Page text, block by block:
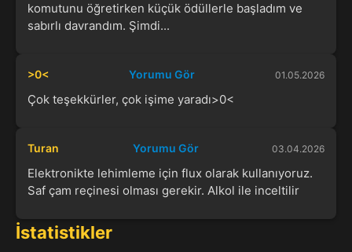
komutunu öğretirken küçük ödüllerle başladım ve
sabırlı davrandım. Şimdi...
>0< Yorumu Gör 01.05.2026
Çok teşekkürler, çok işime yaradı>0<
Turan Yorumu Gör 03.04.2026
Elektronikte lehimleme için flux olarak kullanıyoruz.
Saf çam reçinesi olması gerekir. Alkol ile inceltilir
İstatistikler